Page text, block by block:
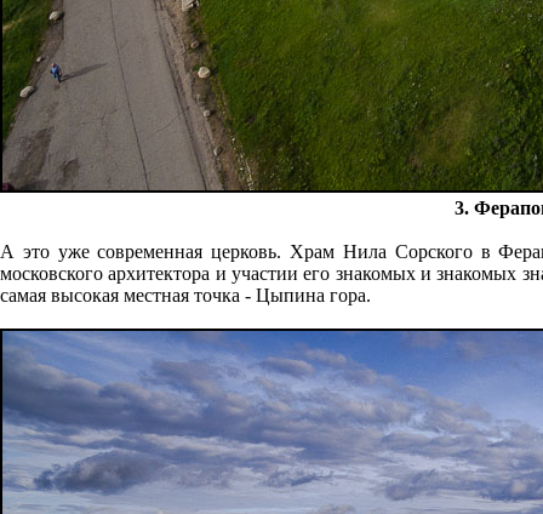
3.
А это уже современная церковь. Храм Нила Сорского в
московского архитектора и участии его знакомых и знакомых
самая высокая местная точка - Цыпина гора.